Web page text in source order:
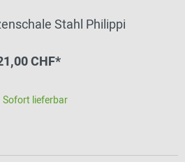
Stahl Philippi
CHF*
Sofort lieferbar